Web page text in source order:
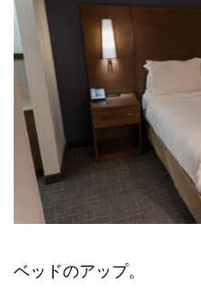
ベッドのアップ。